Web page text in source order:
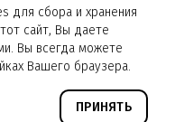
защищены.
2026
для сбора и хранения
сайт, Вы даете
Вы всегда можете
Вашего браузера.
ПРИНЯТЬ